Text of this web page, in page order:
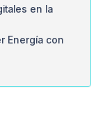
en la
Energía con